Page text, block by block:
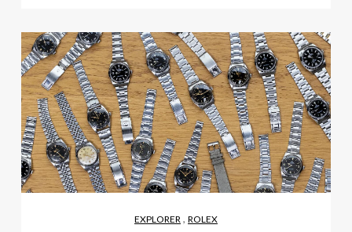
EXPLORER , ROLEX